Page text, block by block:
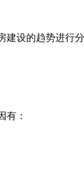
设的趋势进行
有：